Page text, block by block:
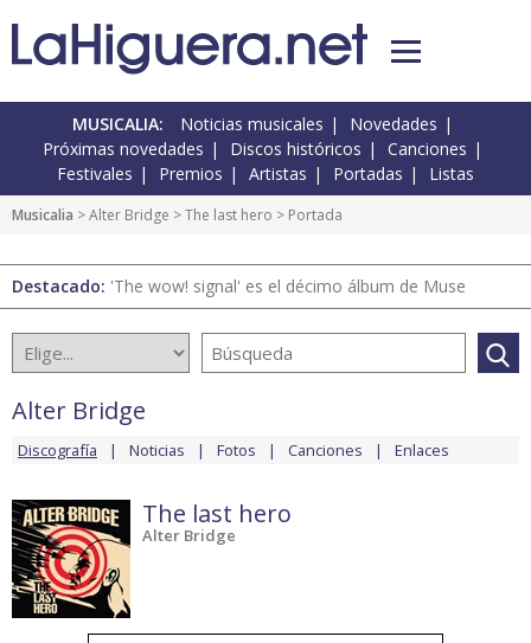
MUSICALIA: Noticias musicales
Novedades
Próximas novedades
Discos históricos
Canciones
Festivales
Premios Artistas Portadas Listas
Musicalia >Alter Bridge >The last hero > Portada
Destacado: 'The wow! signal' es el décimo álbum de Muse
Alter Bridge
Discografía Noticias Fotos Canciones Enlaces
The last hero
Alter Bridge